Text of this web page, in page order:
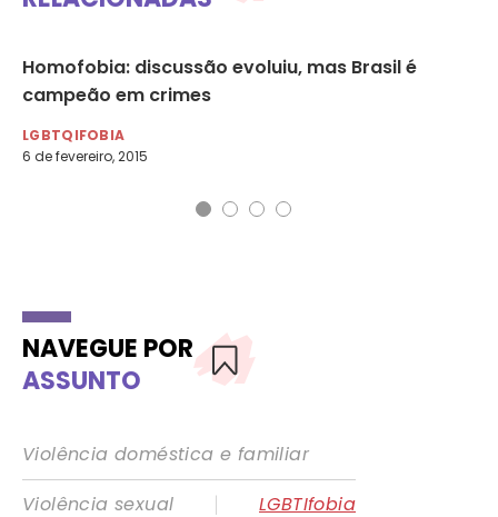
Homofobia: discussão evoluiu, mas Brasil é
campeão em crimes
LGBTQIFOBIA
6 de fevereiro, 2015
NAVEGUE POR
ASSUNTO
Violência doméstica e familiar
Violência sexual
|
LGBTIfobia